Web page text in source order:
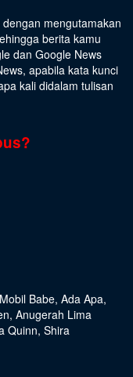
mengutamakan
berita kamu
dan Google News
apabila kata kunci
kali didalam tulisan
Mobil Babe, Ada Apa,
, Anugerah Lima
Quinn, Shira